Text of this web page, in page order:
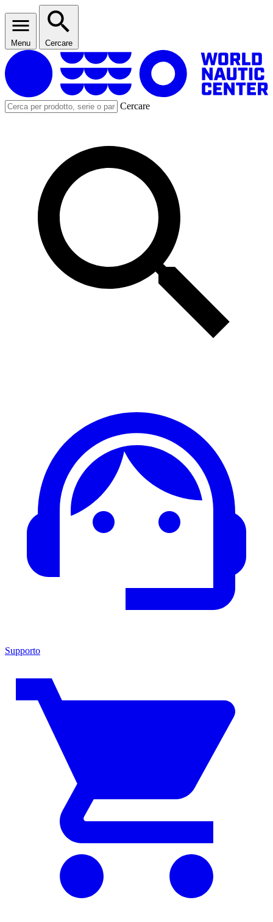
Menu Cercare
Cercare
Supporto